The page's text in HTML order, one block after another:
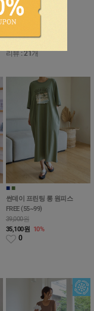
39,000원
35,100
10%
1
리뷰 : 21개
■ ■
썬데이 프린팅 롱 원피스
FREE (55~99)
39,000원
35,100원 10%
0